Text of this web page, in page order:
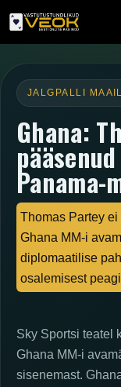
JALGPALLI
Ghana:
Panama-
Thomas Partey
Ghana MM-i
diplomaatilise
osalemisest
Sky Sportsi teatel
Ghana MM-i
sisenemast.